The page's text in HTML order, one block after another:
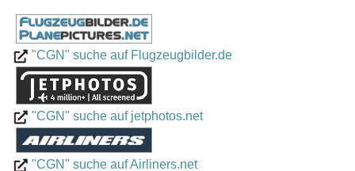
"CGN" suche auf Flugzeugbilder.de
"CGN" suche auf jetphotos.net
"CGN" suche auf Airliners.net